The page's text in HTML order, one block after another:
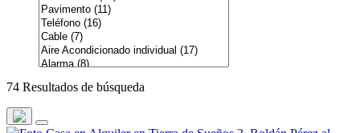
74 Resultados de búsqueda